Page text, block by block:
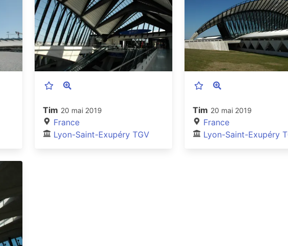
Tim 20 mai 2019
France
Lyon-Saint-Exupéry TGV
Tim 20 mai 2019
France
Lyon-Saint-Exupéry